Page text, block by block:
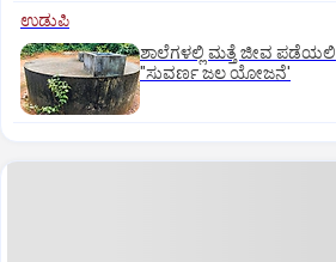
ಉಡುಪಿ
ಶಾಲೆಗಳಲ್ಲಿ ಮತ್ತೆ ಜೀವ ಪಡೆಯಲಿ
"ಸುವರ್ಣ ಜಲ ಯೋಜನೆ'